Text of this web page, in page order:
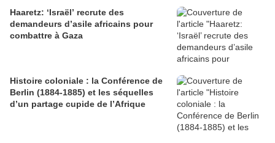
Haaretz: ‘Israël’ recrute des
demandeurs d’asile africains pour
combattre à Gaza
Histoire coloniale : la Conférence de
Berlin (1884-1885) et les séquelles
d’un partage cupide de l’Afrique